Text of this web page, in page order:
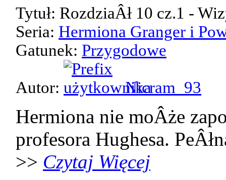
Tytuł: RozdziaÂł 10 cz.1 -
Seria: Hermiona Granger i
Gatunek: Przygodowe
Autor: Nicram_93
Hermiona nie moÂże
profesora Hughesa.
>> Czytaj Więcej